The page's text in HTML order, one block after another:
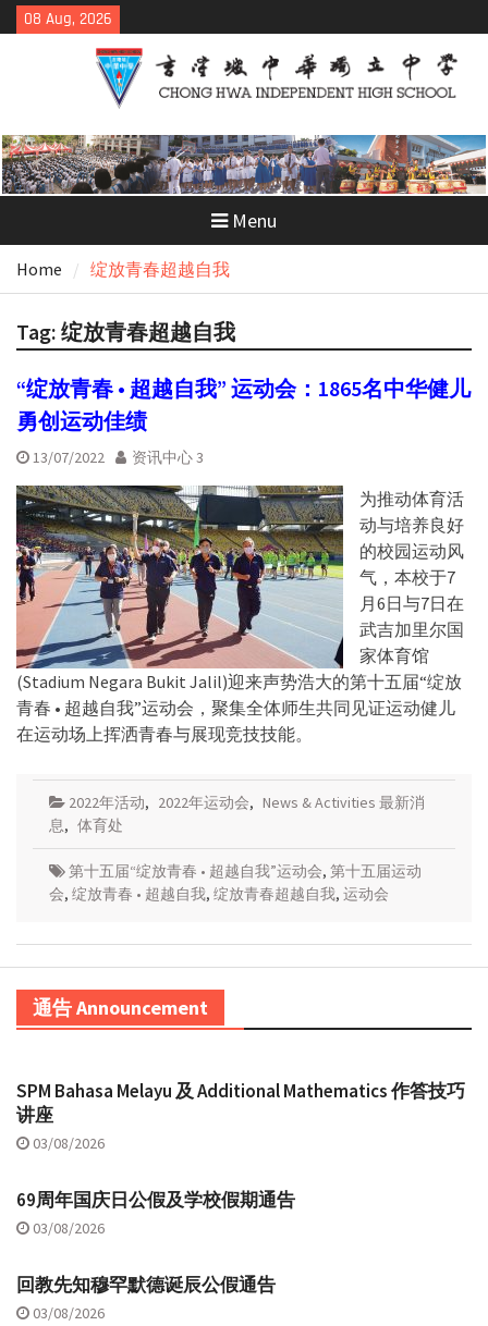
Skip
to
08 Aug, 2026
Menu
Home 绽放青春超越自我
Tag: 绽放青春超越自我
“绽放青春 • 超越自我” 运动会：1865名中华健儿
勇创运动佳绩
13/07/2022 资讯中心 3
为推动体育活
动与培养良好
的校园运动风
气，本校于7
月6日与7日在
武吉加里尔国
家体育馆
(Stadium Negara Bukit Jalil)迎来声势浩大的第十五届“绽放
青春 • 超越自我”运动会，聚集全体师生共同见证运动健儿
在运动场上挥洒青春与展现竞技技能。
2022年活动, 2022年运动会, News & Activities 最新消
息, 体育处
第十五届“绽放青春 • 超越自我”运动会, 第十五届运动
会, 绽放青春 • 超越自我, 绽放青春超越自我, 运动会
通告 Announcement
SPM Bahasa Melayu 及 Additional Mathematics 作答技巧
讲座
03/08/2026
69周年国庆日公假及学校假期通告
03/08/2026
回教先知穆罕默德诞辰公假通告
03/08/2026